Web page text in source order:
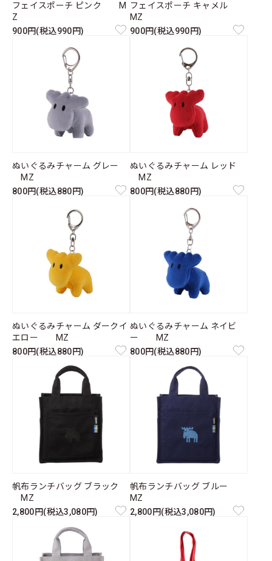
フェイスポーチ ピンク M
Z
900円(税込990円)
フェイスポーチ キャメル
MZ
900円(税込990円)
ぬいぐるみチャーム グレー
MZ
800円(税込880円)
ぬいぐるみチャーム レッド
MZ
800円(税込880円)
ぬいぐるみチャーム ダークイ
エロー MZ
800円(税込880円)
ぬいぐるみチャーム ネイビ
ー MZ
800円(税込880円)
帆布ランチバッグ ブラック
MZ
2,800円(税込3,080円)
帆布ランチバッグ ブルー
MZ
2,800円(税込3,080円)